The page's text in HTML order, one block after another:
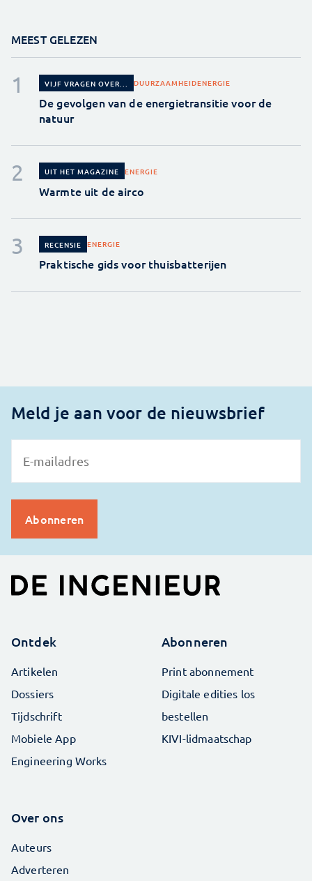
MEEST GELEZEN
VIJF VRAGEN OVER... DUURZAAMHEIDENERGIE
De gevolgen van de energietransitie voor de
natuur
UIT HET MAGAZINE ENERGIE
Warmte uit de airco
RECENSIE ENERGIE
Praktische gids voor thuisbatterijen
Meld je aan voor de nieuwsbrief
Ontdek
Artikelen
Dossiers
Tijdschrift
Mobiele App
Engineering Works
Abonneren
Print abonnement
Digitale edities los
bestellen
KIVI-lidmaatschap
Over ons
Auteurs
Adverteren